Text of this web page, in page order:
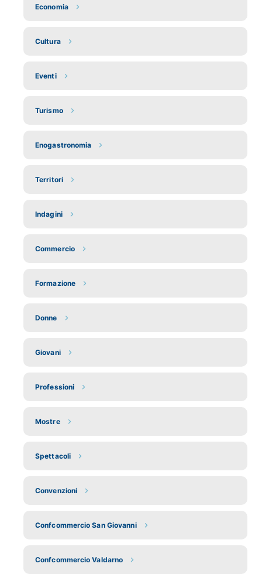
Economia
Cultura
Eventi
Turismo
Enogastronomia
Territori
Indagini
Commercio
Formazione
Donne
Giovani
Professioni
Mostre
Spettacoli
Convenzioni
Confcommercio San Giovanni
Confcommercio Valdarno